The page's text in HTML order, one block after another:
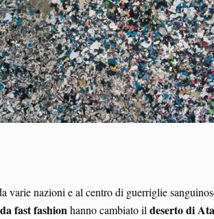
varie nazioni e al centro di guerriglie
fast fashionhanno cambiato il deserto di